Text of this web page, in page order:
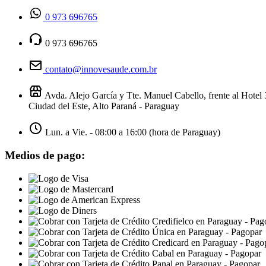
0 973 696765
0 973 696765
contato@innovesaude.com.br
Avda. Alejo García y Tte. Manuel Cabello, frente al Hotel
Ciudad del Este, Alto Paraná - Paraguay
Lun. a Vie. - 08:00 a 16:00 (hora de Paraguay)
Medios de pago: